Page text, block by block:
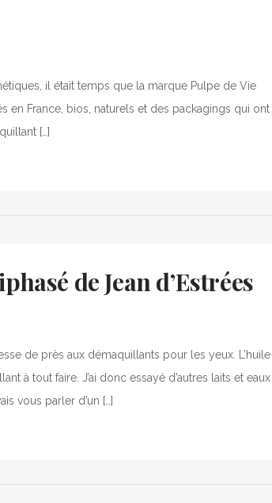
il était temps que la marque Pulpe de Vie
en France, bios, naturels et des packagings qui ont
[…]
de Jean d’Estrées
de près aux démaquillants pour les yeux. L’huile
à tout faire. J’ai donc essayé d’autres laits et eaux
vous parler d’un […]